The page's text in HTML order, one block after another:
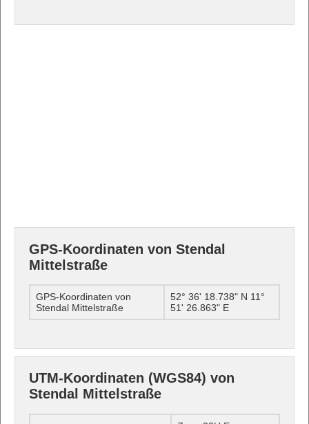
GPS-Koordinaten von Stendal
Mittelstraße
GPS-Koordinaten von
Stendal Mittelstraße
52° 36' 18.738" N 11°
51' 26.863" E
UTM-Koordinaten (WGS84) von
Stendal Mittelstraße